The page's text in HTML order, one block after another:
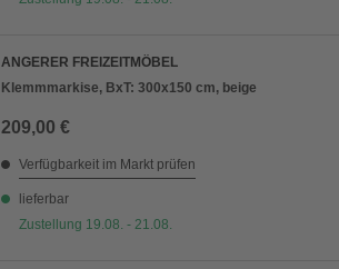
ANGERER FREIZEITMÖBEL
Klemmmarkise, BxT: 300x150 cm, beige
209,00 €
Verfügbarkeit im Markt prüfen
lieferbar
Zustellung 19.08. - 21.08.